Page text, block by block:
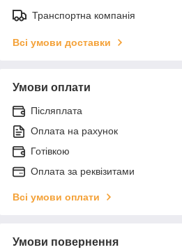
Транспортна компанія
Всі умови доставки
Умови оплати
Післяплата
Оплата на рахунок
Готівкою
Оплата за реквізитами
Всі умови оплати
Умови повернення